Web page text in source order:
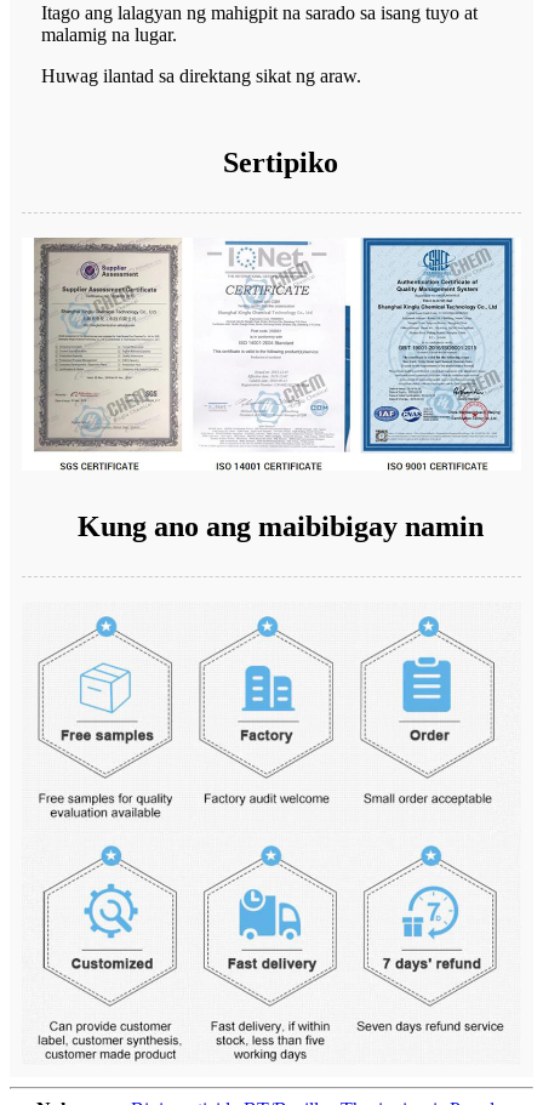
Itago ang lalagyan ng mahigpit na sarado sa isang tuyo at
malamig na lugar.
Huwag ilantad sa direktang sikat ng araw.
Sertipiko
Kung ano ang maibibigay namin